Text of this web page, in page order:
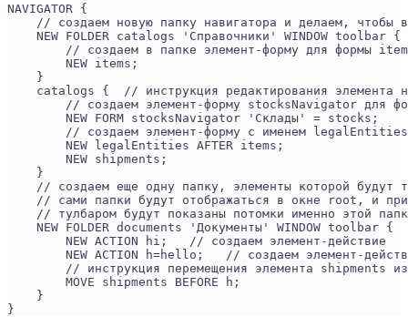
NAVIGATOR {
// создаем новую папку навигатора и делаем, чтобы
    NEW FOLDER catalogs 'Справочники' WINDOW toolbar {
// создаем в папке элемент-форму для формы
        NEW items;
    }
catalogs {  // инструкция редактирования элемента
// создаем элемент-форму stocksNavigator для
        NEW FORM stocksNavigator 'Склады' = stocks;
// создаем элемент-форму с именем
        NEW legalEntities AFTER items;
        NEW shipments;
    }
// создаем еще одну папку, элементы которой будут
// сами папки будут отображаться в окне root, и
// тулбаром будут показаны потомки именно этой
    NEW FOLDER documents 'Документы' WINDOW toolbar {
        NEW ACTION hi;   // создаем элемент-действие
NEW ACTION h=hello;   // создаем элемент-
// инструкция перемещения элемента shipments
        MOVE shipments BEFORE h;
    }
}